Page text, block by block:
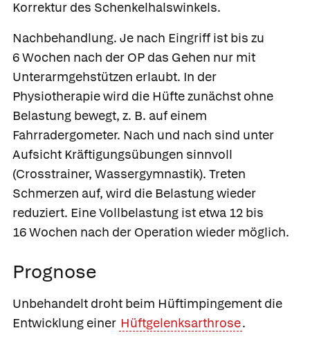
Korrektur des Schenkelhalswinkels.
Nachbehandlung. Je nach Eingriff ist bis zu
6 Wochen nach der OP das Gehen nur mit
Unterarmgehstützen erlaubt. In der
Physiotherapie wird die Hüfte zunächst ohne
Belastung bewegt, z. B. auf einem
Fahrradergometer. Nach und nach sind unter
Aufsicht Kräftigungsübungen sinnvoll
(Crosstrainer, Wassergymnastik). Treten
Schmerzen auf, wird die Belastung wieder
reduziert. Eine Vollbelastung ist etwa 12 bis
16 Wochen nach der Operation wieder möglich.
Prognose
Unbehandelt droht beim Hüftimpingement die
Entwicklung einer Hüftgelenksarthrose.